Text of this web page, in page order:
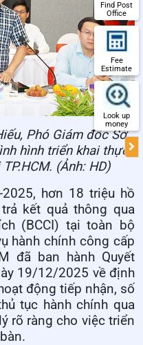
Phó Giám đốc Sở
hình triển khai thực
(Ảnh: HD)
hơn 18 triệu hồ
kết quả thông qua
(BCCI) tại toàn bộ
hành chính công cấp
đã ban hành Quyết
19/12/2025 về định
động tiếp nhận, số
tục hành chính qua
rõ ràng cho việc triển
Find Post
Office
Fee
Estimate
Look up
money